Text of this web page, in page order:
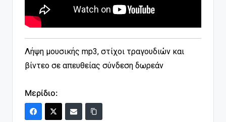
Λήψη μουσικής mp3, στίχοι τραγουδιών και
βίντεο σε απευθείας σύνδεση δωρεάν
Μερίδιο: